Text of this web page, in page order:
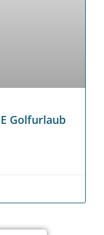
Golfurlaub